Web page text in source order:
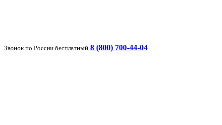
Звонок по России бесплатный 8 (800) 700-44-04